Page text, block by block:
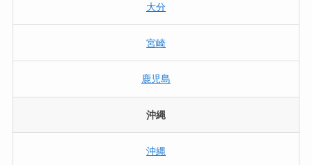
大分
宮崎
鹿児島
沖縄
沖縄